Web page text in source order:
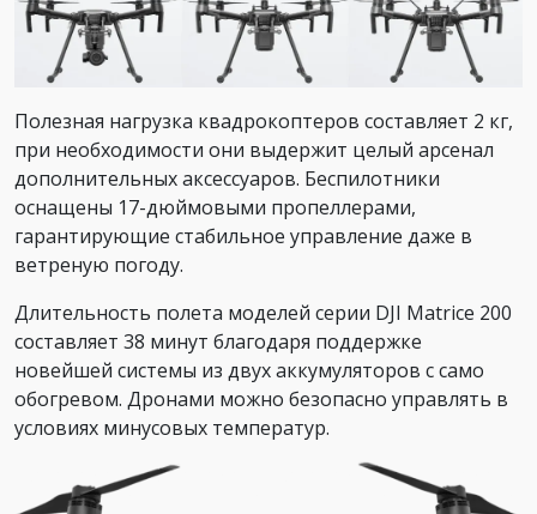
Полезная нагрузка квадрокоптеров составляет 2 кг,
при необходимости они выдержит целый арсенал
дополнительных аксессуаров. Беспилотники
оснащены 17-дюймовыми пропеллерами,
гарантирующие стабильное управление даже в
ветреную погоду.
Длительность полета моделей серии DJI Matrice 200
составляет 38 минут благодаря поддержке
новейшей системы из двух аккумуляторов с само
обогревом. Дронами можно безопасно управлять в
условиях минусовых температур.